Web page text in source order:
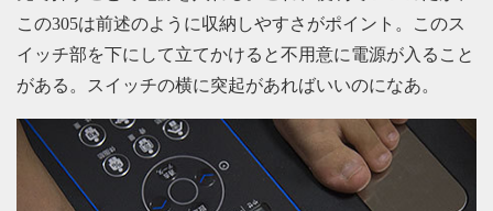
この305は前述のように収納しやすさがポイント。このス
イッチ部を下にして立てかけると不用意に電源が入ること
がある。スイッチの横に突起があればいいのになあ。